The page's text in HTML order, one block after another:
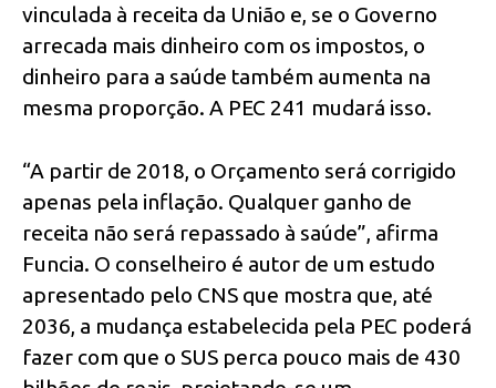
vinculada à receita da União e, se o Governo
arrecada mais dinheiro com os impostos, o
dinheiro para a saúde também aumenta na
mesma proporção. A PEC 241 mudará isso.
“A partir de 2018, o Orçamento será corrigido
apenas pela inflação. Qualquer ganho de
receita não será repassado à saúde”, afirma
Funcia. O conselheiro é autor de um estudo
apresentado pelo CNS que mostra que, até
2036, a mudança estabelecida pela PEC poderá
fazer com que o SUS perca pouco mais de 430